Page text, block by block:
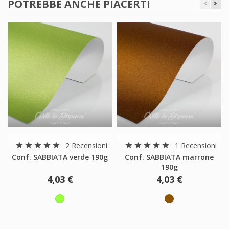
POTREBBE ANCHE PIACERTI
star star star star star
2 Recensioni
Conf. SABBIATA verde 190g
4,03 €
star star star star star
1 Recensioni
Conf. SABBIATA marrone
190g
4,03 €